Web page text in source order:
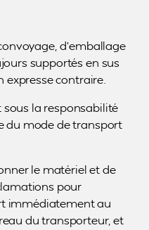
d’emballage
supportés en sus
contraire.
la responsabilité
du mode de transport
le matériel et de
pour
immédiatement au
du transporteur, et